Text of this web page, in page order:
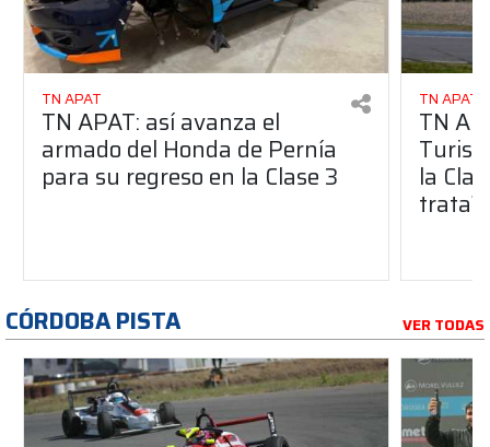
TN APAT
TN APAT: así avanza el
armado del Honda de Pernía
para su regreso en la Clase 3
TN APAT
TN
la
trata?
CÓRDOBA PISTA VER TODAS